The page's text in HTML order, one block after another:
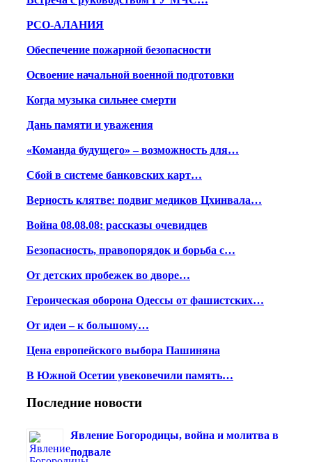
РСО-АЛАНИЯ
Обеспечение пожарной безопасности
Освоение начальной военной подготовки
Когда музыка сильнее смерти
Дань памяти и уважения
«Команда будущего» – возможность для…
Сбой в системе банковских карт…
Верность клятве: подвиг медиков Цхинвала…
Война 08.08.08: рассказы очевидцев
Безопасность, правопорядок и борьба с…
От детских пробежек во дворе…
Героическая оборона Одессы от фашистских…
От идеи – к большому…
Цена европейского выбора Пашиняна
В Южной Осетии увековечили память…
Последние новости
Явление Богородицы, война и молитва в
подвале